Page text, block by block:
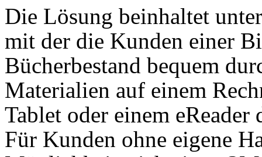
Die Lösung beinhaltet
mit der die Kunden einer
Bücherbestand bequem
Materialien auf einem
Tablet oder einem
Für Kunden ohne eigene